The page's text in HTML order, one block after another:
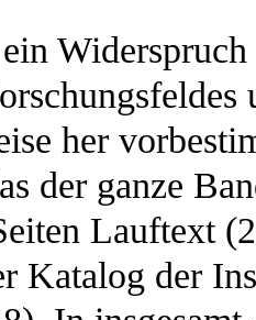
her
der ganze
Lauftext
Katalog der